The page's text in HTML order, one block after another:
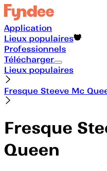
Application
Lieux populaires
Professionnels
Télécharger
Lieux populaires
Fresque Steeve Mc
Fresque
Queen